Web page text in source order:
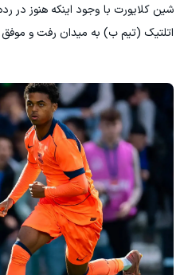
اتلتیک (تیم ب) به میدان رفت و